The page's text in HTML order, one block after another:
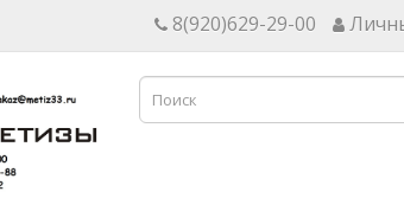
8(920)629-29-00